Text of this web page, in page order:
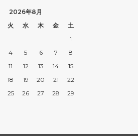
2026年8月
火 水 木 金
土
1
4 5 6 7
8
11 12 13 14
15
18 19 20 21
22
25 26 27 28
29